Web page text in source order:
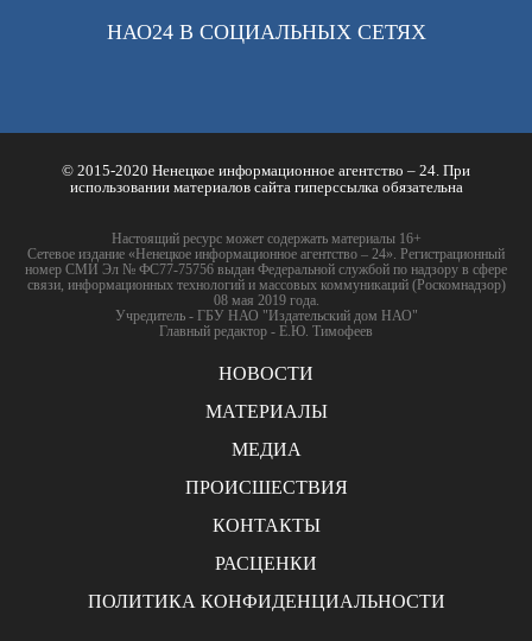
НАО24 В СОЦИАЛЬНЫХ СЕТЯХ
© 2015-2020 Ненецкое информационное агентство – 24. При
использовании материалов сайта гиперссылка обязательна
Настоящий ресурс может содержать материалы 16+
Сетевое издание «Ненецкое информационное агентство – 24». Регистрационный
номер СМИ Эл № ФС77-75756 выдан Федеральной службой по надзору в сфере
связи, информационных технологий и массовых коммуникаций (Роскомнадзор)
08 мая 2019 года.
Учредитель - ГБУ НАО "Издательский дом НАО"
Главный редактор - Е.Ю. Тимофеев
НОВОСТИ
МАТЕРИАЛЫ
МЕДИА
ПРОИСШЕСТВИЯ
КОНТАКТЫ
РАСЦЕНКИ
ПОЛИТИКА КОНФИДЕНЦИАЛЬНОСТИ